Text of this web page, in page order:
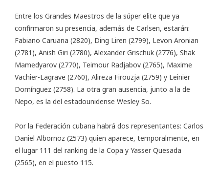
Entre los Grandes Maestros de la súper elite que ya
confirmaron su presencia, además de Carlsen, estarán:
Fabiano Caruana (2820), Ding Liren (2799), Levon Aronian
(2781), Anish Giri (2780), Alexander Grischuk (2776), Shak
Mamedyarov (2770), Teimour Radjabov (2765), Maxime
Vachier-Lagrave (2760), Alireza Firouzja (2759) y Leinier
Domínguez (2758). La otra gran ausencia, junto a la de
Nepo, es la del estadounidense Wesley So.
Por la Federación cubana habrá dos representantes: Carlos
Daniel Albornoz (2573) quien aparece, temporalmente, en
el lugar 111 del ranking de la Copa y Yasser Quesada
(2565), en el puesto 115.